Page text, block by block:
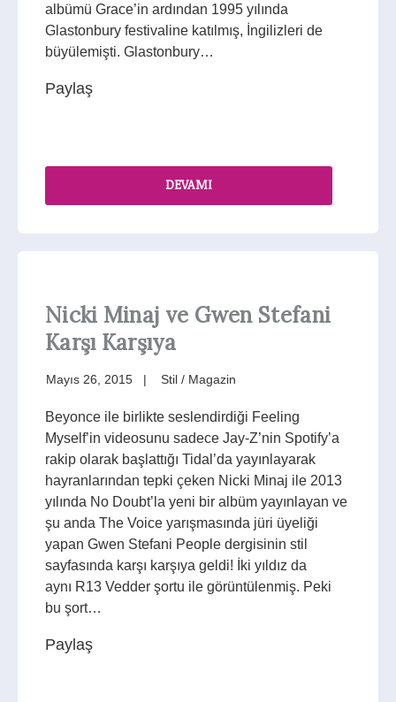
albümü Grace’in ardından 1995 yılında
Glastonbury festivaline katılmış, İngilizleri de
büyülemişti. Glastonbury…
Paylaş
DEVAMI
Nicki Minaj ve Gwen Stefani
Karşı Karşıya
Mayıs 26, 2015 Stil / Magazin
Beyonce ile birlikte seslendirdiği Feeling
Myself’in videosunu sadece Jay-Z’nin Spotify’a
rakip olarak başlattığı Tidal’da yayınlayarak
hayranlarından tepki çeken Nicki Minaj ile 2013
yılında No Doubt’la yeni bir albüm yayınlayan ve
şu anda The Voice yarışmasında jüri üyeliği
yapan Gwen Stefani People dergisinin stil
sayfasında karşı karşıya geldi! İki yıldız da
aynı R13 Vedder şortu ile görüntülenmiş. Peki
bu şort…
Paylaş